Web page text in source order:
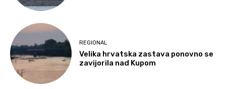
REGIONAL
Velika hrvatska zastava ponovno se
zavijorila nad Kupom